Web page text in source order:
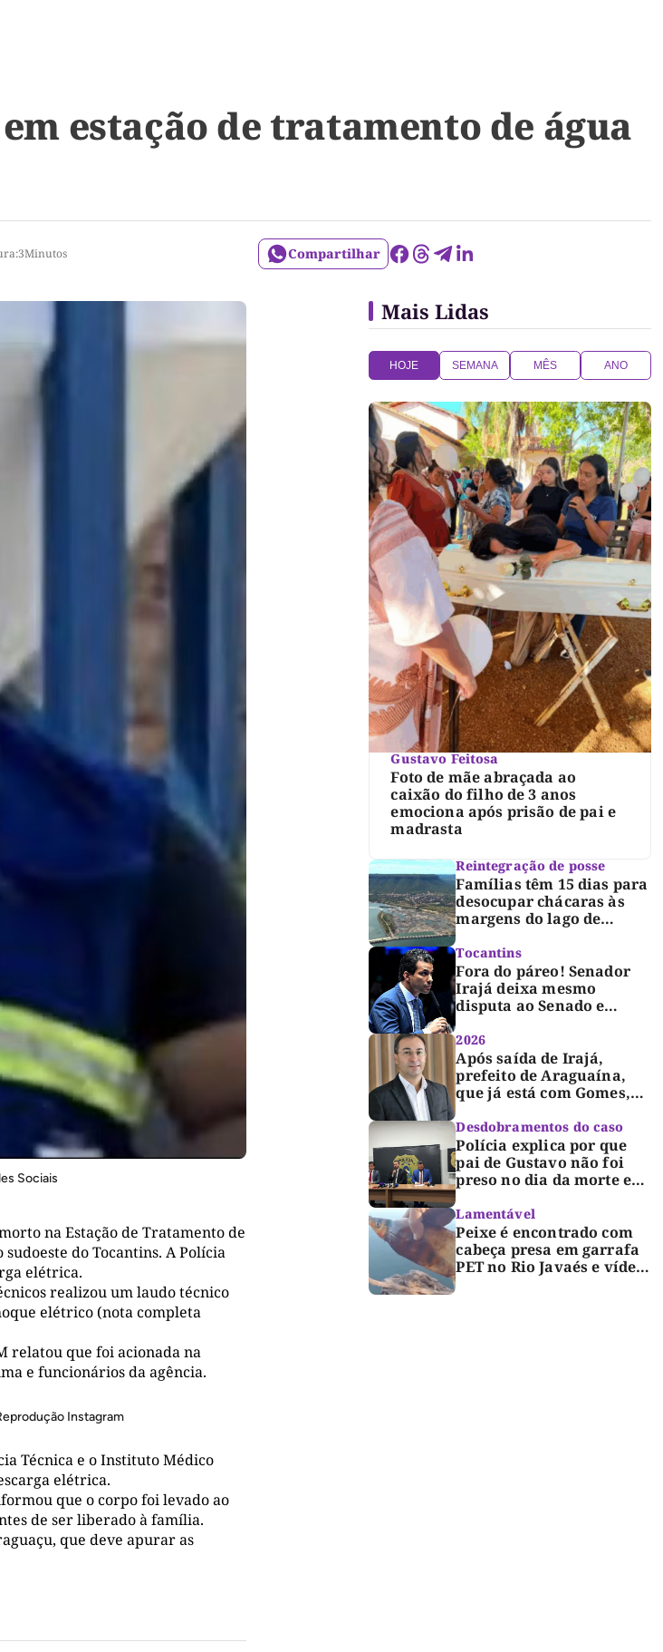
estação de tratamento de água
3Minutos Compartilhar
Sociais
na Estação de Tratamento de
do Tocantins. A Polícia
elétrica.
realizou um laudo técnico
elétrico (nota completa
relatou que foi acionada na
e funcionários da agência.
Instagram
Técnica e o Instituto Médico
elétrica.
que o corpo foi levado ao
de ser liberado à família.
que deve apurar as
Mais Lidas
HOJE SEMANA MÊS ANO
Gustavo Feitosa
Foto de mãe abraçada ao
caixão do filho de 3 anos
emociona após prisão de pai e
madrasta
Reintegração de posse
Famílias têm 15 dias para
desocupar chácaras às
margens do lago de
Justiça
Tocantins
Fora do páreo! Senador
Irajá deixa mesmo
disputa ao Senado e
processo de cabeça
erguida, com gratidão e
respeito”
2026
Após saída de Irajá,
prefeito de Araguaína,
que já está com Gomes,
campanha de Dimas e
fará anúncio oficial
Desdobramentos do caso
Polícia explica por que
pai de Gustavo não foi
preso no dia da morte e
investigação
Lamentável
Peixe é encontrado com
cabeça presa em garrafa
PET no Rio Javaés e vídeo